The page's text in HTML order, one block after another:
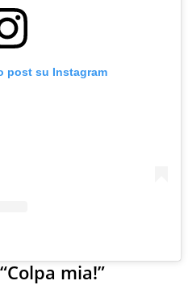
post su Instagram
mia!”